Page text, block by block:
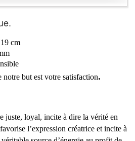
19 cm
notre but est votre satisfaction.
juste, loyal, incite à dire la vérité en
l’expression créatrice et incite à